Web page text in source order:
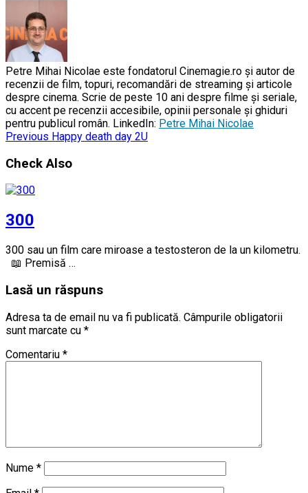
Petre Mihai Nicolae este fondatorul Cinemagie.ro și autor de
recenzii de film, topuri, recomandări de streaming și articole
despre cinema. Scrie de peste 10 ani despre filme și seriale,
cu accent pe recenzii accesibile, opinii personale și ghiduri
pentru publicul român. LinkedIn: Petre Mihai Nicolae
Previous Happy death day 2U
Check Also
300
300 sau un film care miroase a testosteron de la un kilometru.
📖 Premisă …
Lasă un răspuns
Adresa ta de email nu va fi publicată. Câmpurile obligatorii
sunt marcate cu *
Comentariu *
Nume *